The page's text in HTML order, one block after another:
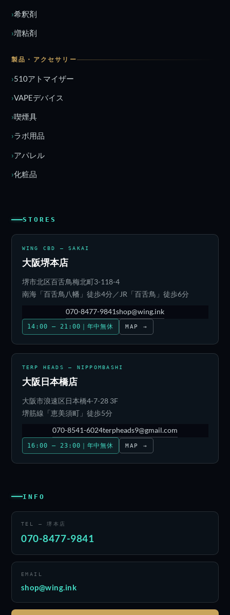
希釈剤
増粘剤
製品・アクセサリー
510アトマイザー
VAPEデバイス
喫煙具
ラボ用品
アパレル
化粧品
STORES
WING CBD — SAKAI
大阪堺本店
堺市北区百舌鳥梅北町3-118-4
南海「百舌鳥八幡」徒歩4分／JR「百舌鳥」徒歩6分
070-8477-9841shop@wing.ink
14:00 – 21:00｜年中無休 MAP →
TERP HEADS — NIPPOMBASHI
大阪日本橋店
大阪市浪速区日本橋4-7-28 3F
堺筋線「恵美須町」徒歩5分
070-8541-6024terpheads9@gmail.com
16:00 – 23:00｜年中無休 MAP →
INFO
TEL — 堺本店
070-8477-9841
EMAIL
shop@wing.ink